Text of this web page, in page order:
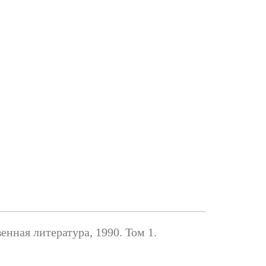
литература, 1990. Том 1.